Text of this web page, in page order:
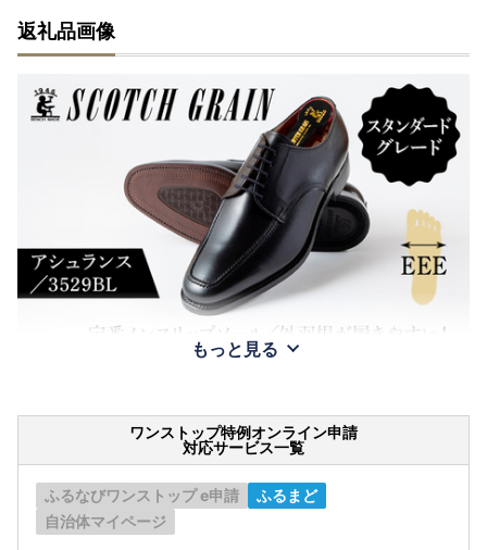
返礼品画像
もっと見る
ワンストップ特例オンライン申請
対応サービス一覧
ふるなびワンストップ e申請
ふるまど
自治体マイページ